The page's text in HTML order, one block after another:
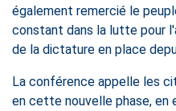
également remercié le
constant dans la lutte pour
de la dictature en place
La conférence appelle les
en cette nouvelle phase, en